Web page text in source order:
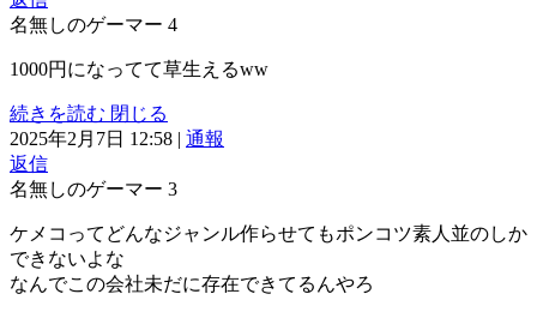
名無しのゲーマー 4
1000円になってて草生えるww
続きを読む 閉じる
2025年2月7日 12:58 | 通報
返信
名無しのゲーマー 3
ケメコってどんなジャンル作らせてもポンコツ素人並のしか
できないよな
なんでこの会社未だに存在できてるんやろ